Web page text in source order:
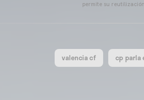
permite su
valencia cf cp parla